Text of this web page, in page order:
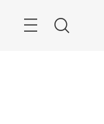
Search